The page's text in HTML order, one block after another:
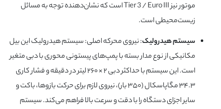
موتور نیز Tier 3 / Euro III است که نشان‌دهنده توجه به مسائل
زیست‌محیطی است.
سیستم هیدرولیک: نیروی محرکه اصلی: سیستم هیدرولیک این بیل
مکانیکی از نوع مدار بسته با پمپ‌های پیستونی محوری با دبی متغیر
است. این سیستم با حداکثر دبی ۲ × ۲۶۰ لیتر در دقیقه و فشار کاری
۳۴.۳ مگاپاسکال (۳۵۰ بار)، نیروی لازم برای حرکت بازوها، باکت و
سایر اجزای دستگاه را با دقت و سرعت بالا فراهم می‌کند. سیستم